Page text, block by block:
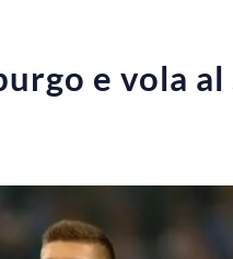
e vola